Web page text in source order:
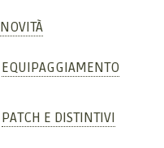
NOVITÀ
EQUIPAGGIAMENTO
PATCH E DISTINTIVI